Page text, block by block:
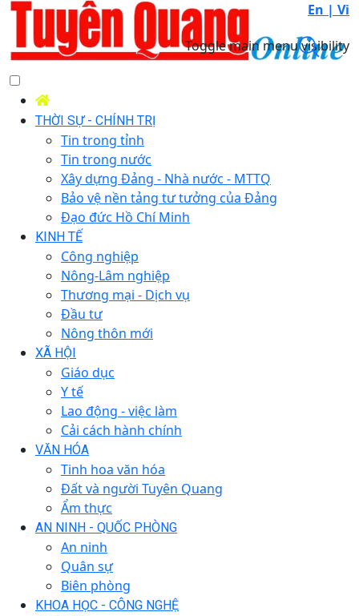
En | Vi
Toggle main menu visibility
THỜI SỰ - CHÍNH TRỊ
Tin trong tỉnh
Tin trong nước
Xây dựng Đảng - Nhà nước - MTTQ
Bảo vệ nền tảng tư tưởng của Đảng
Đạo đức Hồ Chí Minh
KINH TẾ
Công nghiệp
Nông-Lâm nghiệp
Thương mại - Dịch vụ
Đầu tư
Nông thôn mới
XÃ HỘI
Giáo dục
Y tế
Lao động - việc làm
Cải cách hành chính
VĂN HÓA
Tinh hoa văn hóa
Đất và người Tuyên Quang
Ẩm thực
AN NINH - QUỐC PHÒNG
An ninh
Quân sự
Biên phòng
KHOA HỌC - CÔNG NGHỆ